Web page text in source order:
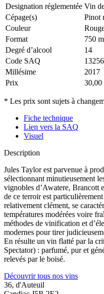
Designation réglementée Vin
Cépage(s)
Pinot
Couleur
Format
750
Degré d’alcool
14
Code SAQ
Millésime
2017
Prix
30,00
* Les prix sont sujets à
Fiche technique
Lien vers la SAQ
Visuel
Description
Jules Taylor est parvenue à
sélectionnant minutieusement
vignobles d’Awatere, Brancott
de ce terroir est
relativement clément, se
températures modérées voire
méthodes de vinification et
modernes pour tirer
En résulte un vin flatté par la
Spectator) : parfumé, pur et
relevés par le boisé.
Découvrir tous nos vins
36, d'Auteuil